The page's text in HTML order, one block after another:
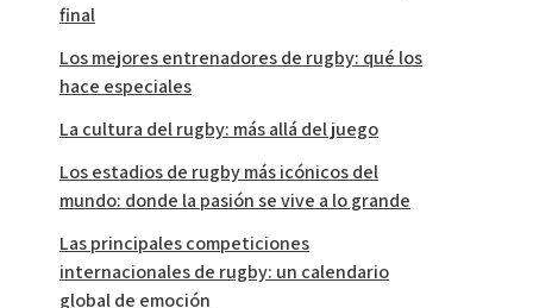
final
Los mejores entrenadores de rugby: qué los
hace especiales
La cultura del rugby: más allá del juego
Los estadios de rugby más icónicos del
mundo: donde la pasión se vive a lo grande
Las principales competiciones
internacionales de rugby: un calendario
global de emoción